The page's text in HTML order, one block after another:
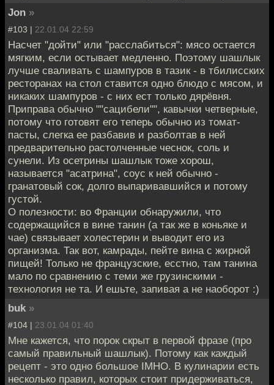
Jon »
#103 | 22.01.04 22:59
Насчет "дойти" или "расслабиться": мясо остается
мягким, если остывает медленно. Поэтому шашлык
лучше сваливать с шампуров в тазик - в тбилисских
ресторанах на стол ставится одно блюдо с мясом, и
никаких шампуров - с них ест только дярёвня.
Приправа обычно ""сацибели"", кавычки четверные,
потому что готовят его теперь обычно из томат-
пасты, слегка ее разбавив и разболтав в ней
предварительно растолченные чеснок, соль и
сунели. Из осетрины шашлык тоже хорош,
называется "асатрина", соус к ней обычно -
гранатовый сок, долго выпаривавшийся и потому
густой.
О полезности: во Франции обнаружили, что
содержащийся в вине танин (а так же в коньяке и
чае) связывает холестерин и выводит его из
организма. Так вот, камрады, пейте вина с жирной
пищей! Только не французские, есстно, там танина
мало по сравнению с теми же грузинскими -
технология не та. И ешьте, запивая а не наоборот :)
buk »
#104 | 23.01.04 01:40
Мне кажется, что порок скрыт в первой фразе (про
самый правильный шашлык). Потому как каждый
рецепт - это одно большое IMHO. В кулинарии есть
несколько правил, которых стоит придерживаться,